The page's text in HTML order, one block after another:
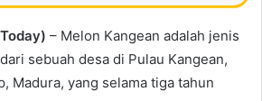
– Melon Kangean adalah jenis
sebuah desa di Pulau Kangean,
Madura, yang selama tiga tahun